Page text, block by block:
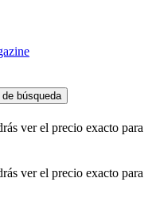
búsqueda
ver el precio exacto para
ver el precio exacto para